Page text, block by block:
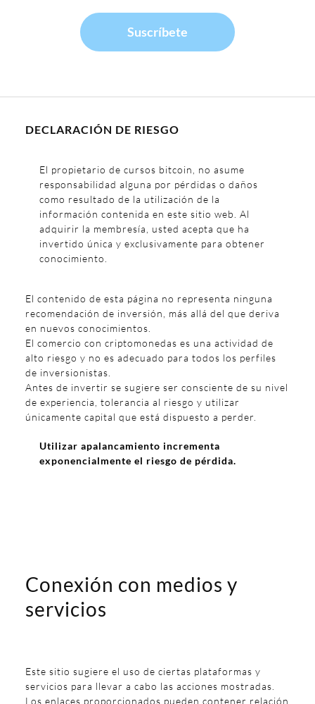
Suscríbete
DECLARACIÓN DE RIESGO
El propietario de cursos bitcoin, no asume
responsabilidad alguna por pérdidas o daños
como resultado de la utilización de la
información contenida en este sitio web. Al
adquirir la membresía, usted acepta que ha
invertido única y exclusivamente para obtener
conocimiento.
El contenido de esta página no representa ninguna
recomendación de inversión, más allá del que deriva
en nuevos conocimientos.
El comercio con criptomonedas es una actividad de
alto riesgo y no es adecuado para todos los perfiles
de inversionistas.
Antes de invertir se sugiere ser consciente de su nivel
de experiencia, tolerancia al riesgo y utilizar
únicamente capital que está dispuesto a perder.
Utilizar apalancamiento incrementa
exponencialmente el riesgo de pérdida.
Conexión con medios y
servicios
Este sitio sugiere el uso de ciertas plataformas y
servicios para llevar a cabo las acciones mostradas.
Los enlaces proporcionados pueden contener relación